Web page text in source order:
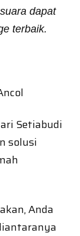
dapat
terbaik.
Setiabudi
solusi
Anda